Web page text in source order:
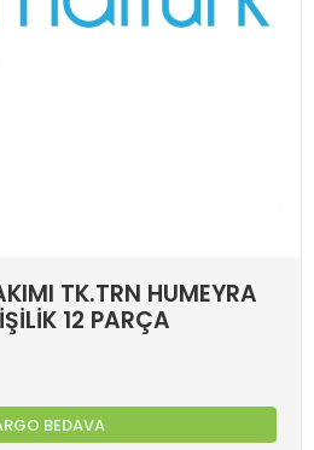
TK.TRN HUMEYRA
12 PARÇA
BEDAVA